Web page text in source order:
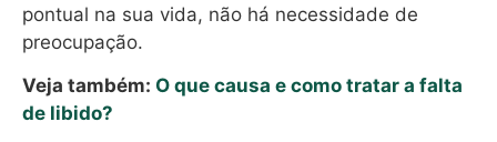
pontual na sua vida, não há necessidade de
preocupação.
Veja também: O que causa e como tratar a falta
de libido?